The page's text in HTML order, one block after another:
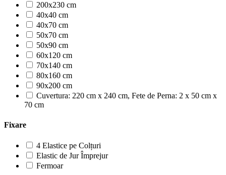
200x230 cm
40x40 cm
40x70 cm
50x70 cm
50x90 cm
60x120 cm
70x140 cm
80x160 cm
90x200 cm
Cuvertura: 220 cm x 240 cm, Fete de Perna: 2 x 50 cm x
70 cm
Fixare
4 Elastice pe Colțuri
Elastic de Jur Împrejur
Fermoar